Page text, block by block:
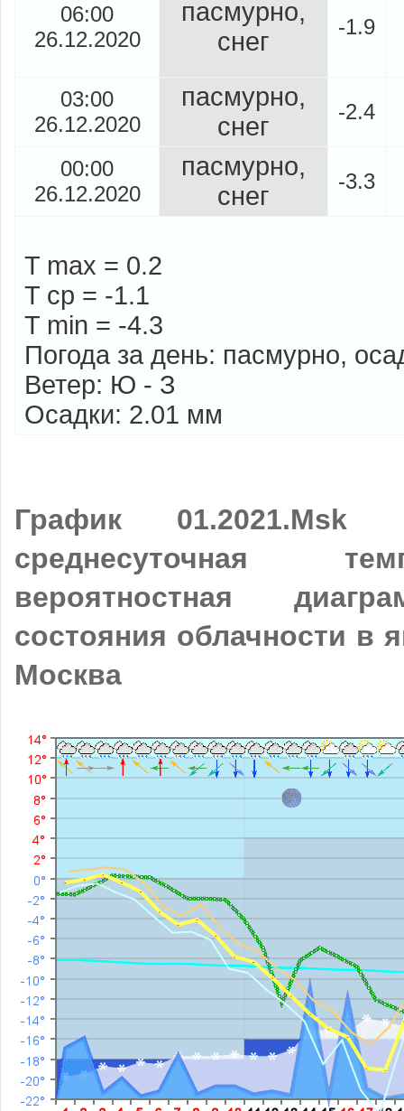
06:00
26.12.2020
пасмурно,
снег
-1.9
03:00
26.12.2020
пасмурно,
снег
-2.4
00:00
26.12.2020
пасмурно,
снег
-3.3
T max = 0.2
T cp = -1.1
T min = -4.3
Погода за день: пасмурно,
Ветер: Ю - З
Осадки: 2.01 мм
График 01.2021.Msk
среднесуточная
вероятностная
состояния облачности в
Москва